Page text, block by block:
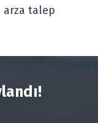
arza talep